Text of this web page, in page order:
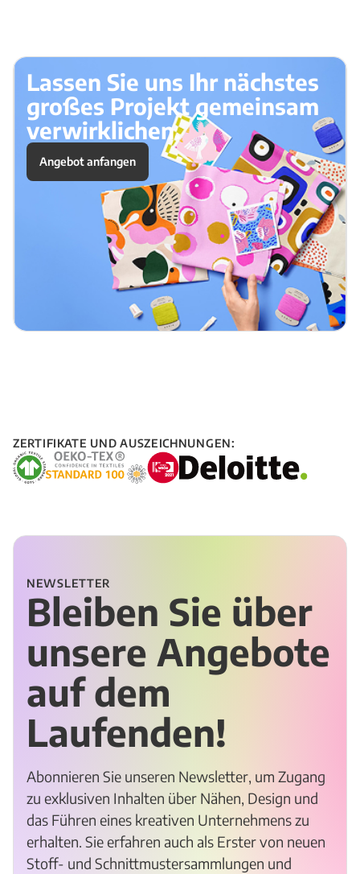
Lassen Sie uns Ihr nächstes
großes Projekt gemeinsam
verwirklichen.
Angebot anfangen
ZERTIFIKATE UND AUSZEICHNUNGEN:
NEWSLETTER
Bleiben Sie über
unsere Angebote
auf dem
Laufenden!
Abonnieren Sie unseren Newsletter, um Zugang
zu exklusiven Inhalten über Nähen, Design und
das Führen eines kreativen Unternehmens zu
erhalten. Sie erfahren auch als Erster von neuen
Stoff- und Schnittmustersammlungen und